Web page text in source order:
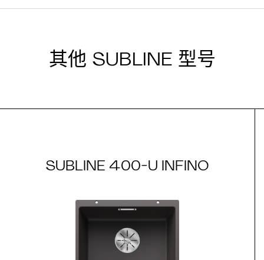
其他 SUBLINE 型号
SUBLINE 400-U INFINO